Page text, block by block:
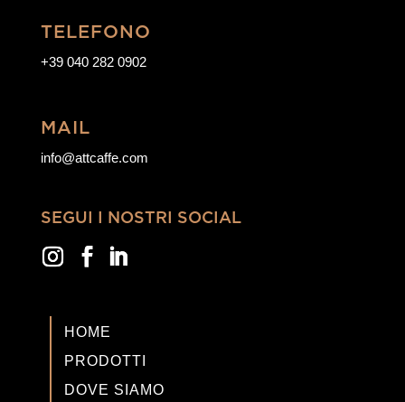
TELEFONO
+39 040 282 0902
MAIL
info@attcaffe.com
SEGUI I NOSTRI SOCIAL
HOME
PRODOTTI
DOVE SIAMO